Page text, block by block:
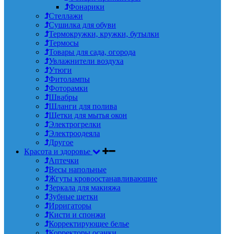
Фонарики
Стеллажи
Сушилка для обуви
Термокружки, кружки, бутылки
Термосы
Товары для сада, огорода
Увлажнители воздуха
Утюги
Фитолампы
Фоторамки
Швабры
Шланги для полива
Щетки для мытья окон
Электрогрелки
Электроодеяла
Другое
Красота и здоровье
Аптечки
Весы напольные
Жгуты кровоостанавливающие
Зеркала для макияжа
Зубные щетки
Ирригаторы
Кисти и спонжи
Корректирующее белье